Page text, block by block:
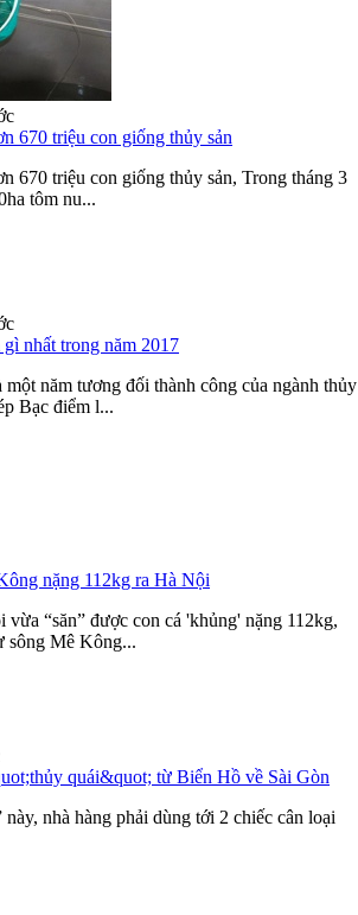
670 triệu con giống thủy sản
670 triệu con giống thủy sản, Trong tháng 3
tôm nu...
nhất trong năm 2017
năm tương đối thành công của ngành thủy
Bạc điểm l...
nặng 112kg ra Hà Nội
“săn” được con cá 'khủng' nặng 112kg,
sông Mê Kông...
quái&quot; từ Biển Hồ về Sài Gòn
nhà hàng phải dùng tới 2 chiếc cân loại